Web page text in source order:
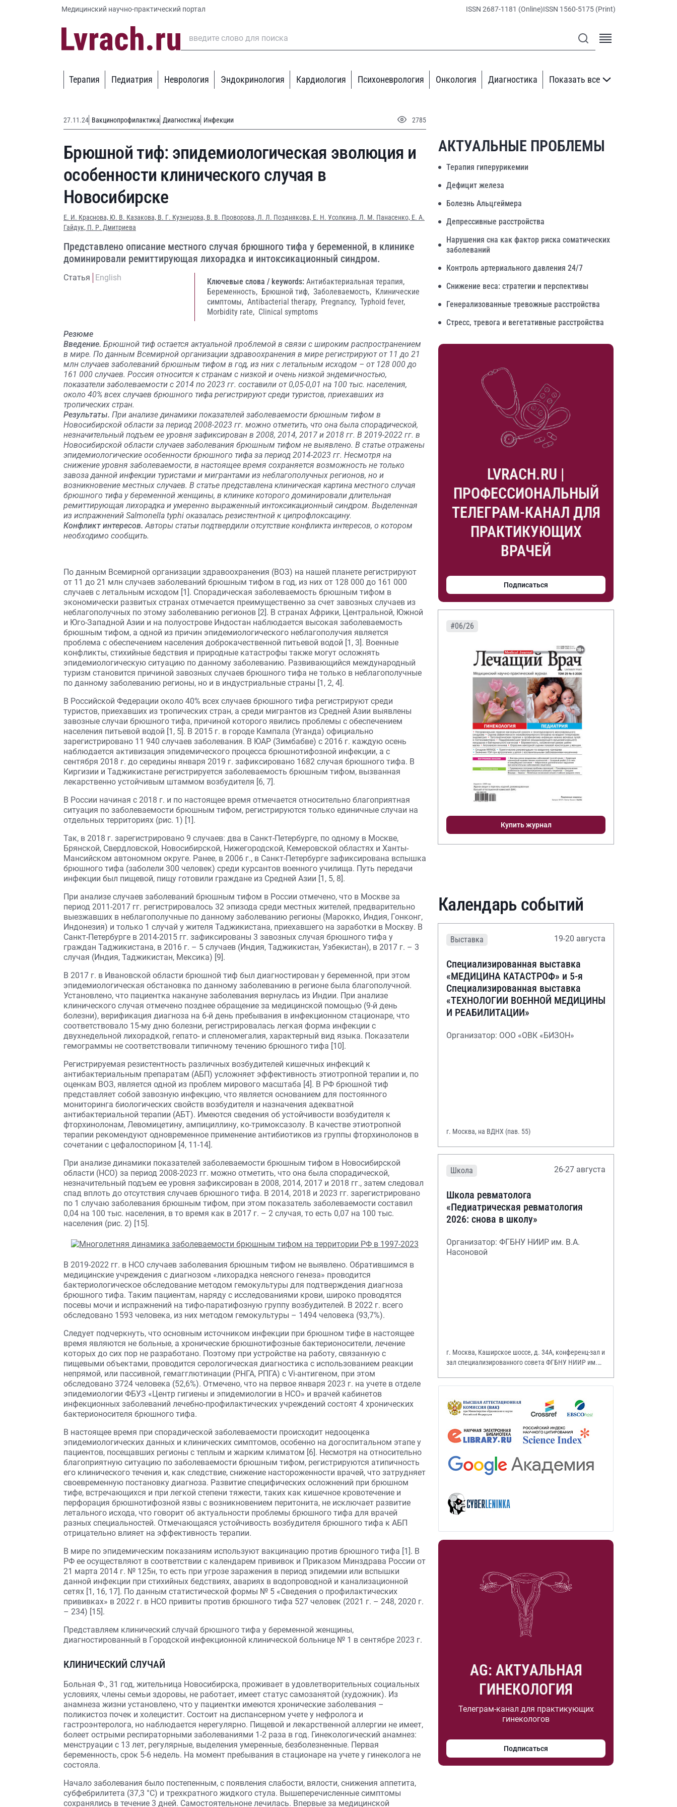
Медицинский научно-практический портал ISSN 2687-1181 (Online)ISSN 1560-5175 (Print)
Терапия Педиатрия Неврология Эндокринология Кардиология Психоневрология Онкология Диагностика Показать все
27.11.24 Вакцинопрофилактика Диагностика Инфекции 2785
Брюшной тиф: эпидемиологическая эволюция и
особенности клинического случая в
Новосибирске
Е. И. Краснова, Ю. В. Казакова, В. Г. Кузнецова, В. В. Проворова, Л. Л. Позднякова, Е. Н. Усолкина, Л. М. Панасенко, Е. А.
Гайдук, П. Р. Дмитриева
Представлено описание местного случая брюшного тифа у беременной, в клинике
доминировали ремиттирующая лихорадка и интоксикационный синдром.
Статья English Ключевые слова / keywords: Антибактериальная терапия,
Беременность, Брюшной тиф, Заболеваемость, Клинические
симптомы, Antibacterial therapy, Pregnancy, Typhoid fever,
Morbidity rate, Clinical symptoms
Резюме
Введение. Брюшной тиф остается актуальной проблемой в связи с широким распространением
в мире. По данным Всемирной организации здравоохранения в мире регистрируют от 11 до 21
млн случаев заболеваний брюшным тифом в год, из них с летальным исходом – от 128 000 до
161 000 случаев. Россия относится к странам с низкой и очень низкой эндемичностью,
показатели заболеваемости с 2014 по 2023 гг. составили от 0,05-0,01 на 100 тыс. населения,
около 40% всех случаев брюшного тифа регистрируют среди туристов, приехавших из
тропических стран.
Результаты. При анализе динамики показателей заболеваемости брюшным тифом в
Новосибирской области за период 2008-2023 гг. можно отметить, что она была спорадической,
незначительный подъем ее уровня зафиксирован в 2008, 2014, 2017 и 2018 гг. В 2019-2022 гг. в
Новосибирской области случаев заболевания брюшным тифом не выявлено. В статье отражены
эпидемиологические особенности брюшного тифа за период 2014-2023 гг. Несмотря на
снижение уровня заболеваемости, в настоящее время сохраняется возможность не только
завоза данной инфекции туристами и мигрантами из неблагополучных регионов, но и
возникновение местных случаев. В статье представлена клиническая картина местного случая
брюшного тифа у беременной женщины, в клинике которого доминировали длительная
ремиттирующая лихорадка и умеренно выраженный интоксикационный синдром. Выделенная
из испражнений Salmonella typhi оказалась резистентной к ципрофлоксацину.
Конфликт интересов. Авторы статьи подтвердили отсутствие конфликта интересов, о котором
необходимо сообщить.
По данным Всемирной организации здравоохранения (ВОЗ) на нашей планете регистрируют
от 11 до 21 млн случаев заболеваний брюшным тифом в год, из них от 128 000 до 161 000
случаев с летальным исходом [1]. Спорадическая заболеваемость брюшным тифом в
экономически развитых странах отмечается преимущественно за счет завозных случаев из
неблагополучных по этому заболеванию регионов [2]. В странах Африки, Центральной, Южной
и Юго-Западной Азии и на полуострове Индостан наблюдается высокая заболеваемость
брюшным тифом, а одной из причин эпидемиологического неблагополучия является
проблема с обеспечением населения доброкачественной питьевой водой [1, 3]. Военные
конфликты, стихийные бедствия и природные катастрофы также могут осложнять
эпидемиологическую ситуацию по данному заболеванию. Развивающийся международный
туризм становится причиной завозных случаев брюшного тифа не только в неблагополучные
по данному заболеванию регионы, но и в индустриальные страны [1, 2, 4].
В Российской Федерации около 40% всех случаев брюшного тифа регистрируют среди
туристов, приехавших из тропических стран, а среди мигрантов из Средней Азии выявлены
завозные случаи брюшного тифа, причиной которого явились проблемы с обеспечением
населения питьевой водой [1, 5]. В 2015 г. в городе Кампала (Уганда) официально
зарегистрировано 11 940 случаев заболевания. В ЮАР (Зимбабве) с 2016 г. каждую осень
наблюдается активизация эпидемического процесса брюшнотифозной инфекции, а с
сентября 2018 г. до середины января 2019 г. зафиксировано 1682 случая брюшного тифа. В
Киргизии и Таджикистане регистрируется заболеваемость брюшным тифом, вызванная
лекарственно устойчивым штаммом возбудителя [6, 7].
В России начиная с 2018 г. и по настоящее время отмечается относительно благоприятная
ситуация по заболеваемости брюшным тифом, регистрируются только единичные случаи на
отдельных территориях (рис. 1) [1].
Так, в 2018 г. зарегистрировано 9 случаев: два в Санкт-Петербурге, по одному в Москве,
Брянской, Свердловской, Новосибирской, Нижегородской, Кемеровской областях и Ханты-
Мансийском автономном округе. Ранее, в 2006 г., в Санкт-Петербурге зафиксирована вспышка
брюшного тифа (заболели 300 человек) среди курсантов военного училища. Путь передачи
инфекции был пищевой, пищу готовили граждане из Средней Азии [1, 5, 8].
При анализе случаев заболеваний брюшным тифом в России отмечено, что в Москве за
период 2011-2017 гг. регистрировалось 32 эпизода среди местных жителей, предварительно
выезжавших в неблагополучные по данному заболеванию регионы (Марокко, Индия, Гонконг,
Индонезия) и только 1 случай у жителя Таджикистана, приехавшего на заработки в Москву. В
Санкт-Петербурге в 2014-2015 гг. зафиксированы 3 завозных случая брюшного тифа у
граждан Таджикистана, в 2016 г. – 5 случаев (Индия, Таджикистан, Узбекистан), в 2017 г. – 3
случая (Индия, Таджикистан, Мексика) [9].
В 2017 г. в Ивановской области брюшной тиф был диагностирован у беременной, при этом
эпидемиологическая обстановка по данному заболеванию в регионе была благополучной.
Установлено, что пациентка накануне заболевания вернулась из Индии. При анализе
клинического случая отмечено позднее обращение за медицинской помощью (9-й день
болезни), верификация диагноза на 6-й день пребывания в инфекционном стационаре, что
соответствовало 15-му дню болезни, регистрировалась легкая форма инфекции с
двухнедельной лихорадкой, гепато- и спленомегалия, характерный вид языка. Показатели
гемограммы не соответствовали типичному течению брюшного тифа [10].
Регистрируемая резистентность различных возбудителей кишечных инфекций к
антибактериальным препаратам (АБП) усложняет эффективность этиотропной терапии и, по
оценкам ВОЗ, является одной из проблем мирового масштаба [4]. В РФ брюшной тиф
представляет собой завозную инфекцию, что является основанием для постоянного
мониторинга биологических свойств возбудителя и назначения адекватной
антибактериальной терапии (АБТ). Имеются сведения об устойчивости возбудителя к
фторхинолонам, Левомицетину, ампициллину, ко-тримоксазолу. В качестве этиотропной
терапии рекомендуют одновременное применение антибиотиков из группы фторхинолонов в
сочетании с цефалоспорином [4, 11-14].
При анализе динамики показателей заболеваемости брюшным тифом в Новосибирской
области (НСО) за период 2008-2023 гг. можно отметить, что она была спорадической,
незначительный подъем ее уровня зафиксирован в 2008, 2014, 2017 и 2018 гг., затем следовал
спад вплоть до отсутствия случаев брюшного тифа. В 2014, 2018 и 2023 гг. зарегистрировано
по 1 случаю заболевания брюшным тифом, при этом показатель заболеваемости составил
0,04 на 100 тыс. населения, в то время как в 2017 г. – 2 случая, то есть 0,07 на 100 тыс.
населения (рис. 2) [15].
В 2019-2022 гг. в НСО случаев заболевания брюшным тифом не выявлено. Обратившимся в
медицинские учреждения с диагнозом «лихорадка неясного генеза» проводится
бактериологическое обследование методом гемокультуры для подтверждения диагноза
брюшного тифа. Таким пациентам, наряду с исследованиями крови, широко проводятся
посевы мочи и испражнений на тифо-паратифозную группу возбудителей. В 2022 г. всего
обследовано 1593 человека, из них методом гемокультуры – 1494 человека (93,7%).
Следует подчеркнуть, что основным источником инфекции при брюшном тифе в настоящее
время являются не больные, а хронические брюшнотифозные бактерионосители, лечение
которых до сих пор не разработано. Поэтому при устройстве на работу, связанную с
пищевыми объектами, проводится серологическая диагностика с использованием реакции
непрямой, или пассивной, гемагглютинации (РНГА, РПГА) с Vi-антигеном, при этом
обследовано 3724 человека (52,6%). Отмечено, что на первое января 2023 г. на учете в отделе
эпидемиологии ФБУЗ «Центр гигиены и эпидемиологии в НСО» и врачей кабинетов
инфекционных заболеваний лечебно-профилактических учреждений состоят 4 хронических
бактерионосителя брюшного тифа.
В настоящее время при спорадической заболеваемости происходит недооценка
эпидемиологических данных и клинических симптомов, особенно на догоспитальном этапе у
пациентов, посещавших регионы с теплым и жарким климатом [6]. Несмотря на относительно
благоприятную ситуацию по заболеваемости брюшным тифом, регистрируются атипичность
его клинического течения и, как следствие, снижение настороженности врачей, что затрудняет
своевременную постановку диагноза. Развитие специфических осложнений при брюшном
тифе, встречающихся и при легкой степени тяжести, таких как кишечное кровотечение и
перфорация брюшнотифозной язвы с возникновением перитонита, не исключает развитие
летального исхода, что говорит об актуальности проблемы брюшного тифа для врачей
разных специальностей. Отмечающаяся устойчивость возбудителя брюшного тифа к АБП
отрицательно влияет на эффективность терапии.
В мире по эпидемическим показаниям используют вакцинацию против брюшного тифа [1]. В
РФ ее осуществляют в соответствии с календарем прививок и Приказом Минздрава России от
21 марта 2014 г. № 125н, то есть при угрозе заражения в период эпидемии или вспышки
данной инфекции при стихийных бедствиях, авариях в водопроводной и канализационной
сетях [1, 16, 17]. По данным статистической формы № 5 «Сведения о профилактических
прививках» в 2022 г. в НСО привиты против брюшного тифа 527 человек (2021 г. – 248, 2020 г.
– 234) [15].
Представляем клинический случай брюшного тифа у беременной женщины,
диагностированный в Городской инфекционной клинической больнице № 1 в сентябре 2023 г.
КЛИНИЧЕСКИЙ СЛУЧАЙ
Больная Ф., 31 год, жительница Новосибирска, проживает в удовлетворительных социальных
условиях, члены семьи здоровы, не работает, имеет статус самозанятой (художник). Из
анамнеза жизни установлено, что у пациентки имеются хронические заболевания –
поликистоз почек и холецистит. Состоит на диспансерном учете у нефролога и
гастроэнтеролога, но наблюдается нерегулярно. Пищевой и лекарственной аллергии не имеет,
болеет острыми респираторными заболеваниями 1-2 раза в год. Гинекологический анамнез:
менструации с 13 лет, регулярные, выделения умеренные, безболезненные. Первая
беременность, срок 5-6 недель. На момент пребывания в стационаре на учете у гинеколога не
состояла.
Начало заболевания было постепенным, с появления слабости, вялости, снижения аппетита,
субфебрилитета (37,3 °С) и трехкратного жидкого стула. Вышеперечисленные симптомы
сохранялись в течение 3 дней. Самостоятельноне лечилась. Впервые за медицинской
АКТУАЛЬНЫЕ ПРОБЛЕМЫ
Терапия гиперурикемии
Дефицит железа
Болезнь Альцгеймера
Депрессивные расстройства
Нарушения сна как фактор риска соматических
заболеваний
Контроль артериального давления 24/7
Снижение веса: стратегии и перспективы
Генерализованные тревожные расстройства
Стресс, тревога и вегетативные расстройства
LVRACH.RU |
ПРОФЕССИОНАЛЬНЫЙ
ТЕЛЕГРАМ-КАНАЛ ДЛЯ
ПРАКТИКУЮЩИХ
ВРАЧЕЙ
Подписаться
#06/26
Купить журнал
Календарь событий
Выставка 19-20 августа
Специализированная выставка
«МЕДИЦИНА КАТАСТРОФ» и 5-я
Специализированная выставка
«ТЕХНОЛОГИИ ВОЕННОЙ МЕДИЦИНЫ
И РЕАБИЛИТАЦИИ»
Организатор: ООО «ОВК «БИЗОН»
г. Москва, на ВДНХ (пав. 55)
Школа 26-27 августа
Школа ревматолога
«Педиатрическая ревматология
2026: снова в школу»
Организатор: ФГБНУ НИИР им. В.А.
Насоновой
г. Москва, Каширское шоссе, д. 34А, конференц-зал и
зал специализированного совета ФГБНУ НИИР им.
AG: АКТУАЛЬНАЯ
ГИНЕКОЛОГИЯ
Телеграм-канал для практикующих
гинекологов
Подписаться